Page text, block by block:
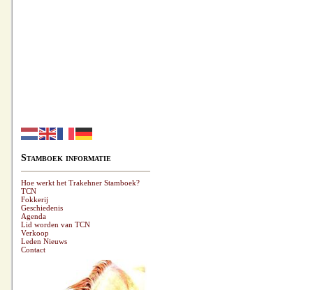
Stamboek informatie
Hoe werkt het Trakehner Stamboek?
TCN
Fokkerij
Geschiedenis
Agenda
Lid worden van TCN
Verkoop
Leden Nieuws
Contact